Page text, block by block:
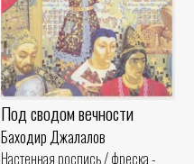
Под сводом вечности
Баходир Джалалов
Настенная роспись / фреска -